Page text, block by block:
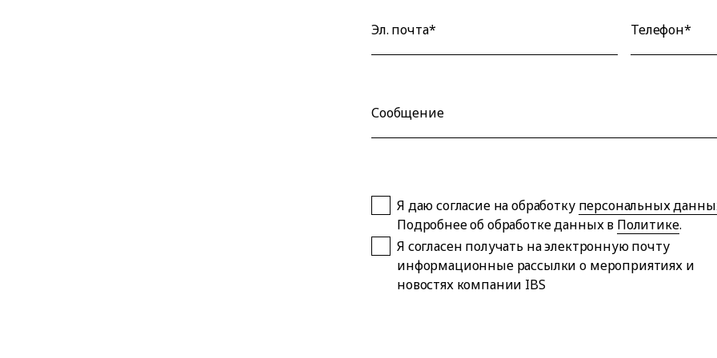
Эл. почта* Телефон*
Сообщение
Я даю согласие на обработку персональных
Подробнее об обработке данных в Политике.
Я согласен получать на электронную почту
информационные рассылки о мероприятиях и
новостях компании IBS